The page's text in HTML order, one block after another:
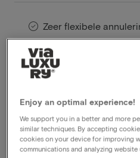
Zeer flexibele
Profiteer direct van
Members profiteren
Ontdek het 4-sterren
gelegen in het bruisende
Enjoy an optimal experience!
We support you in a better and more
similar techniques. By accepting
cookies on your device for improving
communications and analyzing website